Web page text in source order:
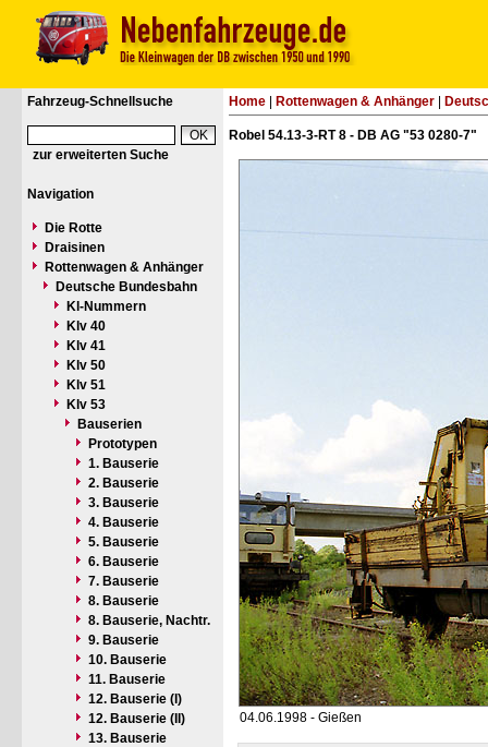
Fahrzeug-Schnellsuche
zur erweiterten Suche
Navigation
Die Rotte
Draisinen
Rottenwagen & Anhänger
Deutsche Bundesbahn
Kl-Nummern
Klv 40
Klv 41
Klv 50
Klv 51
Klv 53
Bauserien
Prototypen
1. Bauserie
2. Bauserie
3. Bauserie
4. Bauserie
5. Bauserie
6. Bauserie
7. Bauserie
8. Bauserie
8. Bauserie, Nachtr.
9. Bauserie
10. Bauserie
11. Bauserie
12. Bauserie (I)
12. Bauserie (II)
13. Bauserie
Home Rottenwagen & Anhänger
Robel 54.13-3-RT 8 - DB AG "53 0280-7"
04.06.1998 - Gießen